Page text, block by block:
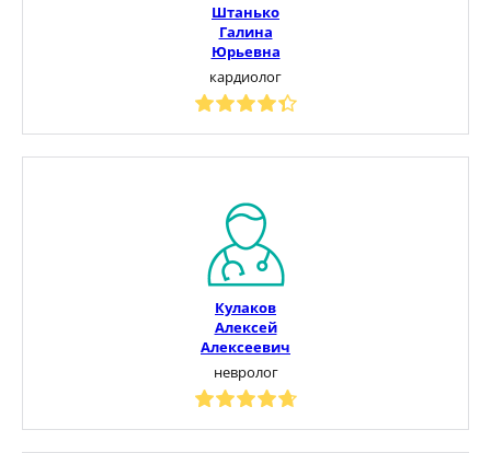
Штанько
Галина
Юрьевна
кардиолог
Кулаков
Алексей
Алексеевич
невролог